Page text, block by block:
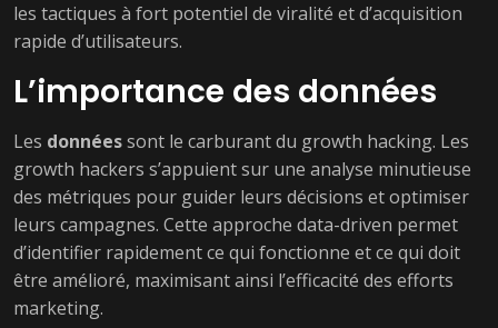
les tactiques à fort potentiel de viralité et d’acquisition
rapide d’utilisateurs.
L’importance des données
Les donnéessont le carburant du growth hacking. Les
growth hackers s’appuient sur une analyse minutieuse
des métriques pour guider leurs décisions et optimiser
leurs campagnes. Cette approche data-driven permet
d’identifier rapidement ce qui fonctionne et ce qui doit
être amélioré, maximisant ainsi l’efficacité des efforts
marketing.